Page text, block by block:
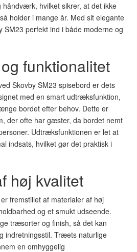
håndværk, hvilket sikrer, at det ikke
holder i mange år. Med sit elegante
SM23 perfekt ind i både moderne og
funktionalitet
Skovby SM23 spisebord er dets
med en smart udtræksfunktion,
bordet efter behov. Dette er
der ofte har gæster, da bordet nemt
Udtræksfunktionen er let at
indsats, hvilket gør det praktisk i
høj kvalitet
fremstillet af materialer af høj
og et smukt udseende.
træsorter og finish, så det kan
indretningsstil. Træets naturlige
en omhyggelig